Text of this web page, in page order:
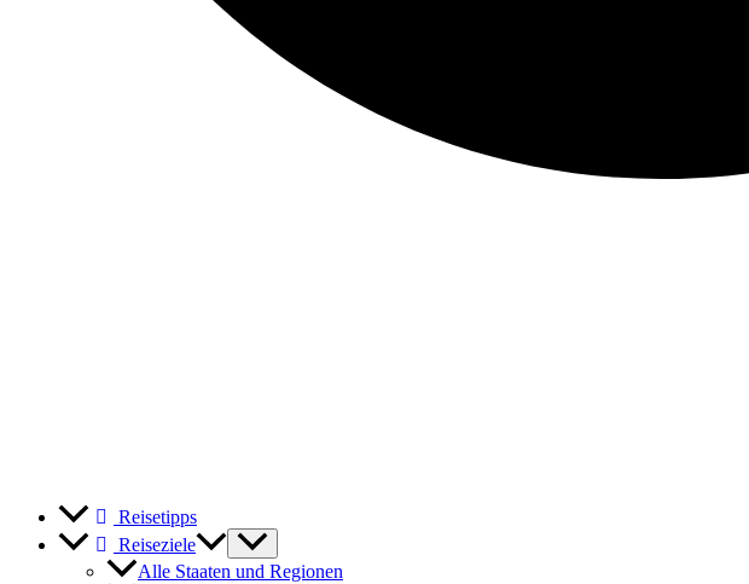
Reisetipps
Reiseziele
Alle Staaten und Regionen